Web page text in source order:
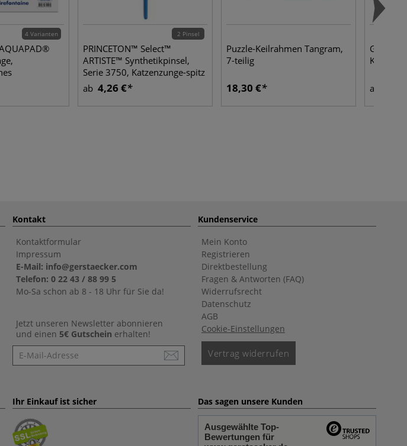
4 Varianten 2 Pinsel
PRINCETON™ Select™
ARTISTE™ Synthetikpinsel,
Serie 3750, Katzenzunge-spitz
ab 4,26 €
Puzzle-Keilrahmen Tangram,
7-teilig
18,30 € ab
Kontakt
Kontaktformular
Impressum
E-Mail: info@gerstaecker.com
Telefon: 0 22 43 / 88 99 5
Mo-Sa schon ab 8 - 18 Uhr für Sie da!
Jetzt unseren Newsletter abonnieren
und einen 5€ Gutschein erhalten!
Newsletter
Kundenservice
Mein Konto
Registrieren
Direktbestellung
Fragen & Antworten (FAQ)
Widerrufsrecht
Datenschutz
AGB
Cookie-Einstellungen
Vertrag widerrufen
Ihr Einkauf ist sicher Das sagen unsere Kunden
Ausgewählte Top-
Bewertungen für